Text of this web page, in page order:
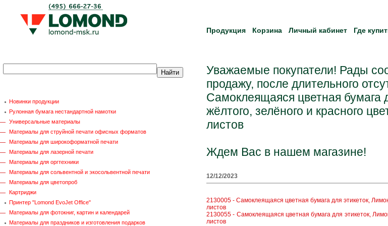
Продукция Корзина Личный кабинет Где
Новинки продукции
Рулонная бумага нестандартной намотки
Универсальные материалы
Материалы для струйной печати офисных форматов
Материалы для широкоформатной печати
Материалы для лазерной печати
Материалы для оргтехники
Материалы для сольвентной и экосольвентной печати
Материалы для цветопроб
Картриджи
Принтер "Lomond EvoJet Office"
Материалы для фотокниг, картин и календарей
Материалы для праздников и изготовления подарков
Уважаемые покупатели! Рады
продажу, после длительного
Самоклеящаяся цветная бумага
жёлтого, зелёного и красного
листов
Ждем Вас в нашем магазине!
12/12/2023
2130005 - Самоклеящаяся цветная бумага для этикеток,
листов
2130055 - Самоклеящаяся цветная бумага для этикеток,
листов